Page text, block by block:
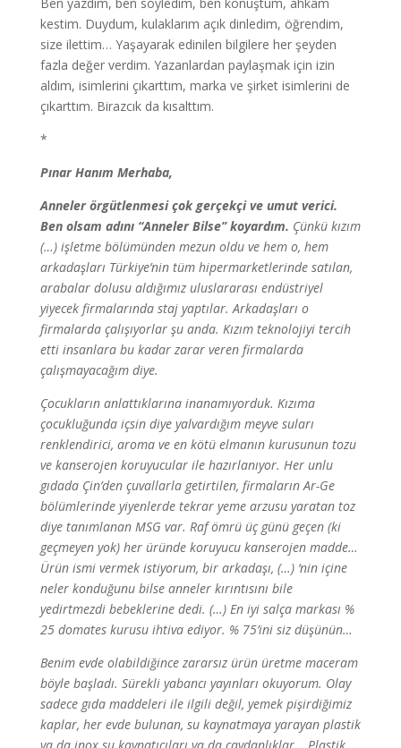
kestim. Duydum, kulaklarım açık dinledim, öğrendim,
size ilettim… Yaşayarak edinilen bilgilere her şeyden
fazla değer verdim. Yazanlardan paylaşmak için izin
aldım, isimlerini çıkarttım, marka ve şirket isimlerini de
çıkarttım. Birazcık da kısalttım.
*
Pınar Hanım Merhaba,
Anneler örgütlenmesi çok gerçekçi ve umut verici.
Ben olsam adını “Anneler Bilse” koyardım. Çünkü kızım
(…) işletme bölümünden mezun oldu ve hem o, hem
arkadaşları Türkiye’nin tüm hipermarketlerinde satılan,
arabalar dolusu aldığımız uluslararası endüstriyel
yiyecek firmalarında staj yaptılar. Arkadaşları o
firmalarda çalışıyorlar şu anda. Kızım teknolojiyi tercih
etti insanlara bu kadar zarar veren firmalarda
çalışmayacağım diye.
Çocukların anlattıklarına inanamıyorduk. Kızıma
çocukluğunda içsin diye yalvardığım meyve suları
renklendirici, aroma ve en kötü elmanın kurusunun tozu
ve kanserojen koruyucular ile hazırlanıyor. Her unlu
gıdada Çin’den çuvallarla getirtilen, firmaların Ar-Ge
bölümlerinde yiyenlerde tekrar yeme arzusu yaratan toz
diye tanımlanan MSG var. Raf ömrü üç günü geçen (ki
geçmeyen yok) her üründe koruyucu kanserojen madde…
Ürün ismi vermek istiyorum, bir arkadaşı, (…) ‘nin içine
neler konduğunu bilse anneler kırıntısını bile
yedirtmezdi bebeklerine dedi. (…) En iyi salça markası %
25 domates kurusu ihtiva ediyor. % 75’ini siz düşünün…
Benim evde olabildiğince zararsız ürün üretme maceram
böyle başladı. Sürekli yabancı yayınları okuyorum. Olay
sadece gıda maddeleri ile ilgili değil, yemek pişirdiğimiz
kaplar, her evde bulunan, su kaynatmaya yarayan plastik